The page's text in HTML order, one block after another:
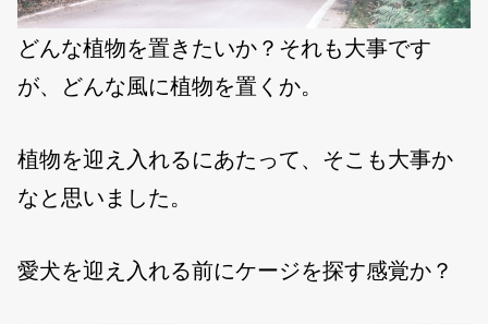
どんな植物を置きたいか？それも大事です
が、どんな風に植物を置くか。
植物を迎え入れるにあたって、そこも大事か
なと思いました。
愛犬を迎え入れる前にケージを探す感覚か？